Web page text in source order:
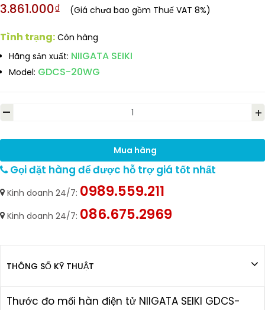
3.861.000₫ (Giá chưa bao gồm Thuế VAT 8%)
Tình trạng: Còn hàng
Hãng sản xuất: NIIGATA SEIKI
Model: GDCS-20WG
- +
Mua hàng
Gọi đặt hàng để được hỗ trợ giá tốt nhất
Kinh doanh 24/7: 0989.559.211
Kinh doanh 24/7: 086.675.2969
THÔNG SỐ KỸ THUẬT
Thước đo mối hàn điện tử NIIGATA SEIKI GDCS-